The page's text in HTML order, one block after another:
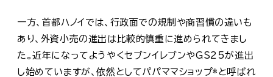
一方、首都ハノイでは、行政面での規制や商習慣の違いも
あり、外資小売の進出は比較的慎重に進められてきまし
た。近年になってようやくセブンイレブンやGS25が進出
し始めていますが、依然としてパパママショップ*と呼ばれ